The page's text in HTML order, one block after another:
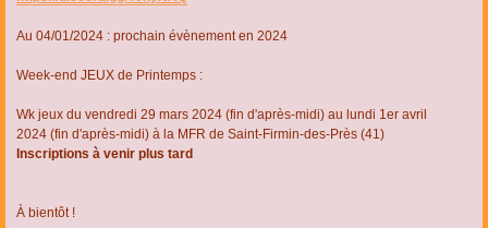
Au 04/01/2024 : prochain évènement en 2024
Week-end JEUX de Printemps :
Wk jeux du vendredi 29 mars 2024 (fin d'après-midi) au lundi 1er avril
2024 (fin d'après-midi) à la MFR de Saint-Firmin-des-Près (41)
Inscriptions à venir plus tard
À bientôt !